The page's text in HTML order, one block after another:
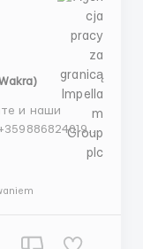
и наши
+33753640530
–